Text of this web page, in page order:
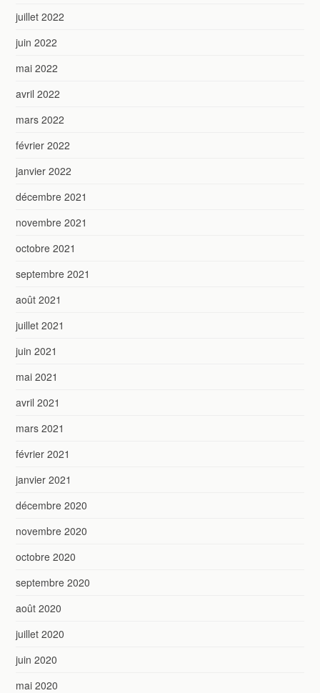
juillet 2022
juin 2022
mai 2022
avril 2022
mars 2022
février 2022
janvier 2022
décembre 2021
novembre 2021
octobre 2021
septembre 2021
août 2021
juillet 2021
juin 2021
mai 2021
avril 2021
mars 2021
février 2021
janvier 2021
décembre 2020
novembre 2020
octobre 2020
septembre 2020
août 2020
juillet 2020
juin 2020
mai 2020